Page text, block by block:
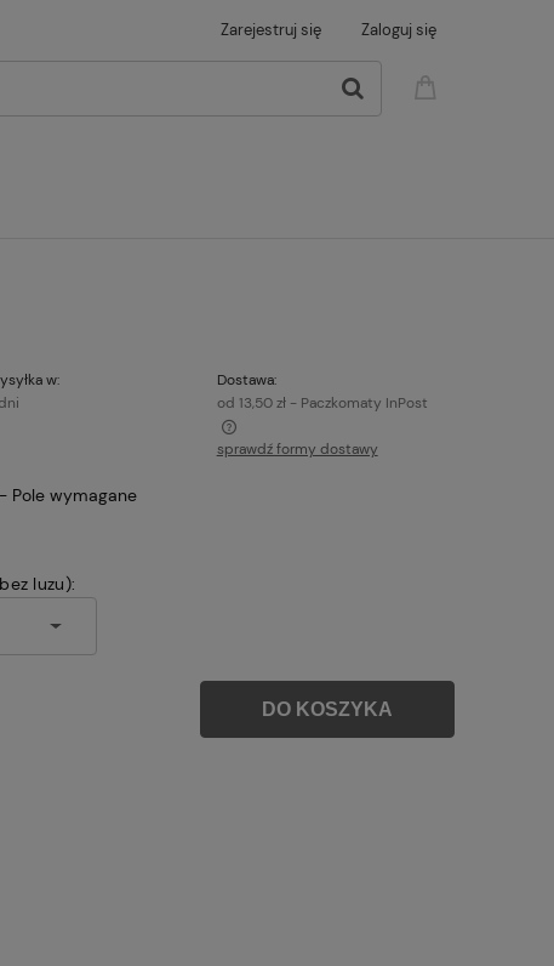
Zarejestruj się Zaloguj się
w:
Dostawa:
od 13,50 zł - Paczkomaty InPost
sprawdź formy dostawy
luzu):
DO KOSZYKA
- Pole wymagane